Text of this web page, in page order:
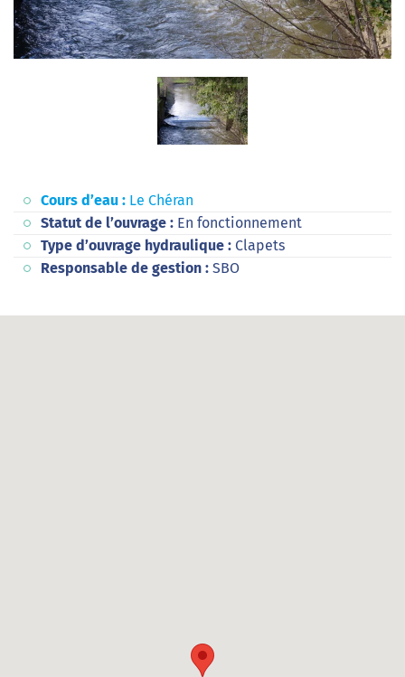
Cours d’eau : Le Chéran
Statut de l’ouvrage : En fonctionnement
Type d’ouvrage hydraulique : Clapets
Responsable de gestion : SBO